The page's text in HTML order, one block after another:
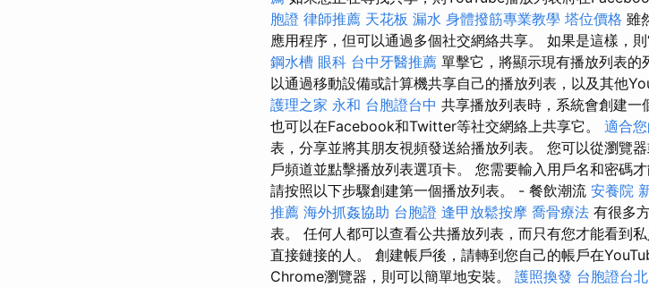
胞證 律師推薦 天花板 漏水 身體撥筋專業教學 塔位價格 雖
應用程序，但可以通過多個社交網絡共享。 如果是這樣，
鋼水槽 眼科 台中牙醫推薦 單擊它，將顯示現有播放列表的
以通過移動設備或計算機共享自己的播放列表，以及其他
護理之家 永和 台胞證台中 共享播放列表時，系統會創建一
也可以在Facebook和Twitter等社交網絡上共享它。 適合
表，分享並將其朋友視頻發送給播放列表。 您可以從瀏覽
戶頻道並點擊播放列表選項卡。 您需要輸入用戶名和密碼
請按照以下步驟創建第一個播放列表。 - 餐飲潮流 安養院
推薦 海外抓姦協助 台胞證 逢甲放鬆按摩 喬骨療法 有很多
表。 任何人都可以查看公共播放列表，而只有您才能看到
直接鏈接的人。 創建帳戶後，請轉到您自己的帳戶在
Chrome瀏覽器，則可以簡單地安裝。 護照換發 台胞證台北